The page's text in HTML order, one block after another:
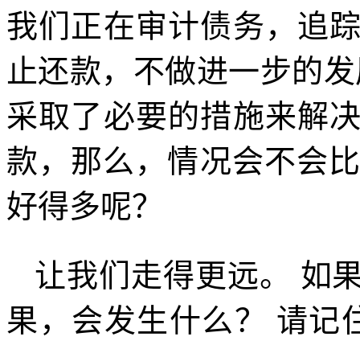
我们正在审计债务，追
止还款，不做进一步的
采取了必要的措施来解
款，那么，情况会不会比
好得多呢？
让我们走得更远。 如
果，会发生什么？ 请记